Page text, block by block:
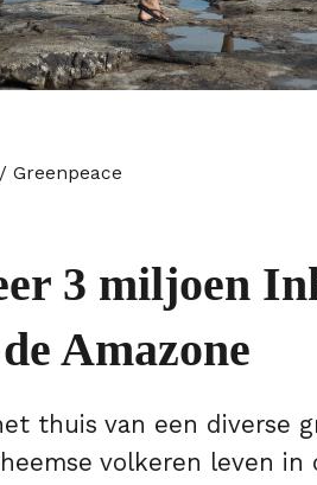
Greenpeace
3 miljoen
Amazone
thuis van een diverse
volkeren leven